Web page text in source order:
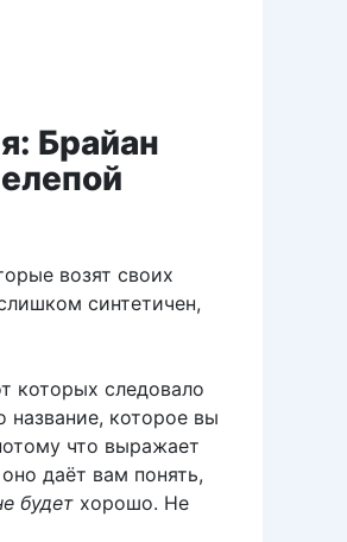
Брайан
возят своих
синтетичен,
которых следовало
название, которое вы
что выражает
даёт вам понять,
будет хорошо. Не